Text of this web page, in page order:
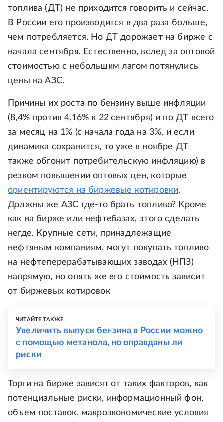
топлива (ДТ) не приходится говорить и сейчас.
В России его производится в два раза больше,
чем потребляется. Но ДТ дорожает на бирже с
начала сентября. Естественно, вслед за оптовой
стоимостью с небольшим лагом потянулись
цены на АЗС.
Причины их роста по бензину выше инфляции
(8,4% против 4,16% к 22 сентября) и по ДТ всего
за месяц на 1% (с начала года на 3%, и если
динамика сохранится, то уже в ноябре ДТ
также обгонит потребительскую инфляцию) в
резком повышении оптовых цен, которые
ориентируются на биржевые котировки.
Должны же АЗС где-то брать топливо? Кроме
как на бирже или нефтебазах, этого сделать
негде. Крупные сети, принадлежащие
нефтяным компаниям, могут покупать топливо
на нефтеперерабатывающих заводах (НПЗ)
напрямую, но опять же его стоимость зависит
от биржевых котировок.
ЧИТАЙТЕ ТАКЖЕ
Увеличить выпуск бензина в России можно
с помощью метанола, но оправданы ли
риски
Торги на бирже зависят от таких факторов, как
потенциальные риски, информационный фон,
объем поставок, макроэкономические условия